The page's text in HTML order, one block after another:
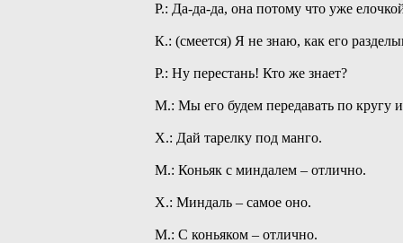
Р.: Да-да-да, она потому что уже
К.: (смеется) Я не знаю, как его
Р.: Ну перестань! Кто же знает?
М.: Мы его будем передавать по кругу
Х.: Дай тарелку под манго.
М.: Коньяк с миндалем – отлично.
Х.: Миндаль – самое оно.
М.: С коньяком – отлично.